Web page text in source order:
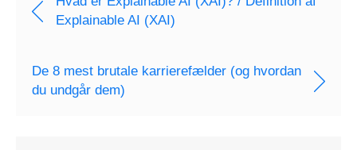
Explainable AI (XAI)
De 8 mest brutale karrierefælder (og hvordan
du undgår dem)